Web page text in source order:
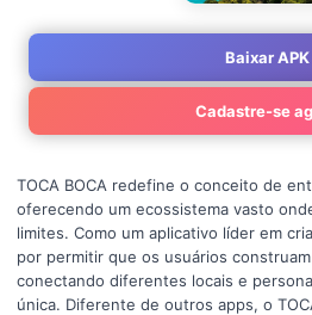
Baixar APK
Cadastre-se
TOCA BOCA redefine o conceito de
oferecendo um ecossistema vasto
limites. Como um aplicativo líder em
por permitir que os usuários
conectando diferentes locais e
única. Diferente de outros apps, o